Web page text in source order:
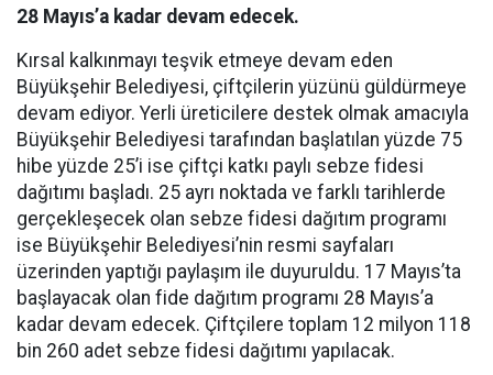
28 Mayıs’a kadar devam edecek.
Kırsal kalkınmayı teşvik etmeye devam eden
Büyükşehir Belediyesi, çiftçilerin yüzünü güldürmeye
devam ediyor. Yerli üreticilere destek olmak amacıyla
Büyükşehir Belediyesi tarafından başlatılan yüzde 75
hibe yüzde 25’i ise çiftçi katkı paylı sebze fidesi
dağıtımı başladı. 25 ayrı noktada ve farklı tarihlerde
gerçekleşecek olan sebze fidesi dağıtım programı
ise Büyükşehir Belediyesi’nin resmi sayfaları
üzerinden yaptığı paylaşım ile duyuruldu. 17 Mayıs’ta
başlayacak olan fide dağıtım programı 28 Mayıs’a
kadar devam edecek. Çiftçilere toplam 12 milyon 118
bin 260 adet sebze fidesi dağıtımı yapılacak.